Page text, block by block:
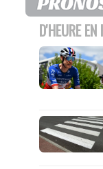
D'HEURE EN